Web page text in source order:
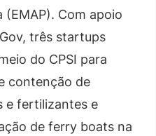
Com apoio
três startups
do CPSI para
contenção de
e fertilizantes e
de ferry boats na